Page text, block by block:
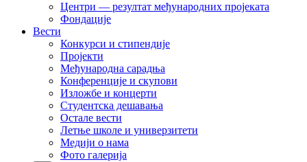
Центри — резултат међународних пројеката
Фондације
Вести
Конкурси и стипендије
Пројекти
Међународна сарадња
Конференције и скупови
Изложбе и концерти
Студентска дешавања
Остале вести
Летње школе и универзитети
Медији о нама
Фото галерија